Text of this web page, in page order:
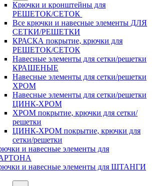
Крючки и кронштейны для
РЕШЕТОК/СЕТОК
Все крючки и навесные элементы ДЛЯ
СЕТКИ/РЕШЕТКИ
КРАСКА покрытие, крючки для
РЕШЕТОК/СЕТОК
Навесные элементы для сетки/решетки
КРАШЕНЫЕ
Навесные элементы для сетки/решетки
ХРОМ
Навесные элементы для сетки/решетки
ЦИНК-ХРОМ
ХРОМ покрытие, крючки для сетки/
решетки
ЦИНК-ХРОМ покрытие, крючки для
сетки/решетки
и навесные элементы для
и навесные элементы для ШТАНГИ